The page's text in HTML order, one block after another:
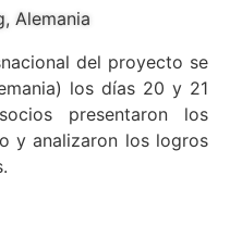
Alemania
del proyecto se
los días 20 y 21
presentaron los
y analizaron los logros